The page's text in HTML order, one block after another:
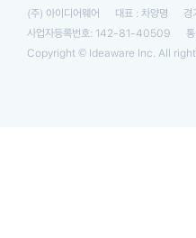
(주) 아이디어웨어 대표 : 차양명
경
사업자등록번호: 142-81-40509
Copyright © Ideaware Inc. All